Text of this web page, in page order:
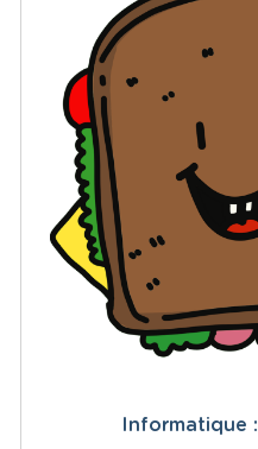
Informatique